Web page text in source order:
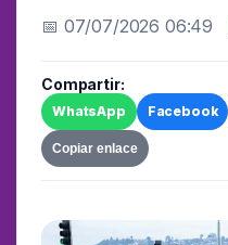
📅 07/07/2026
Compartir:
WhatsApp Facebook
Copiar enlace